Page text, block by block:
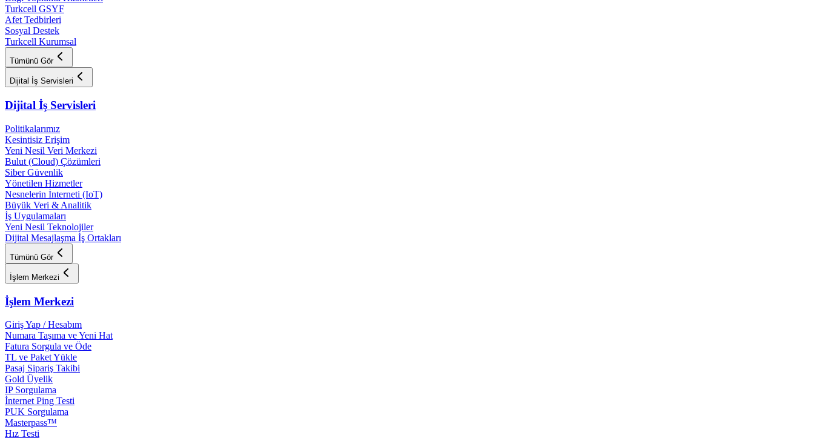
Turkcell GSYF
Afet Tedbirleri
Sosyal Destek
Turkcell Kurumsal
Tümünü Gör
Dijital İş Servisleri
Dijital İş Servisleri
Politikalarımız
Kesintisiz Erişim
Yeni Nesil Veri Merkezi
Bulut (Cloud) Çözümleri
Siber Güvenlik
Yönetilen Hizmetler
Nesnelerin İnterneti (IoT)
Büyük Veri & Analitik
İş Uygulamaları
Yeni Nesil Teknolojiler
Dijital Mesajlaşma İş Ortakları
Tümünü Gör
İşlem Merkezi
İşlem Merkezi
Giriş Yap / Hesabım
Numara Taşıma ve Yeni Hat
Fatura Sorgula ve Öde
TL ve Paket Yükle
Pasaj Sipariş Takibi
Gold Üyelik
IP Sorgulama
İnternet Ping Testi
PUK Sorgulama
Masterpass™
Hız Testi